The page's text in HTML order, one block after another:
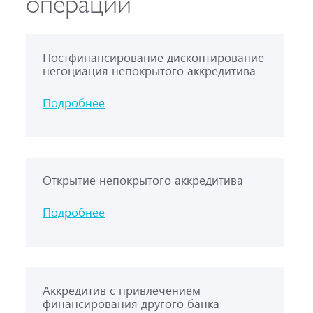
Постфинансирование дисконтирование
негоциация непокрытого аккредитива
Подробнее
Открытие непокрытого аккредитива
Подробнее
Аккредитив с привлечением
финансирования другого банка